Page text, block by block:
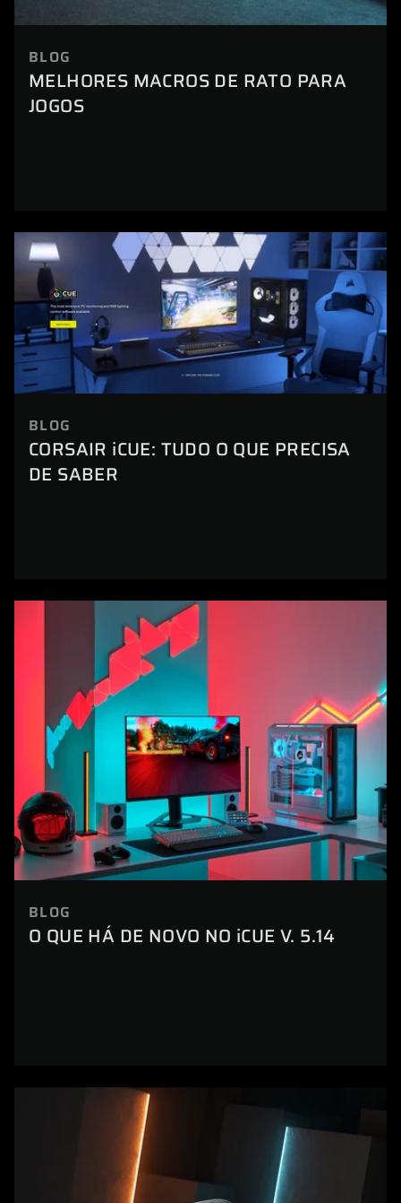
BLOG
MELHORES MACROS DE RATO PARA
JOGOS
BLOG
CORSAIR iCUE: TUDO O QUE PRECISA
DE SABER
BLOG
O QUE HÁ DE NOVO NO iCUE V. 5.14